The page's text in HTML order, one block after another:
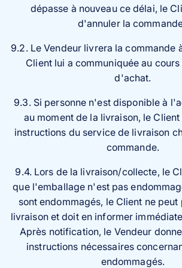
dépasse à nouveau ce délai, le
d'annuler la
9.2. Le Vendeur livrera la commande
Client lui a communiquée au
d'achat.
9.3. Si personne n'est disponible à
au moment de la livraison, le
instructions du service de livraison
commande.
9.4. Lors de la livraison/collecte, le
que l'emballage n'est pas
sont endommagés, le Client ne
livraison et doit en informer
Après notification, le Vendeur
instructions nécessaires
endommagés.